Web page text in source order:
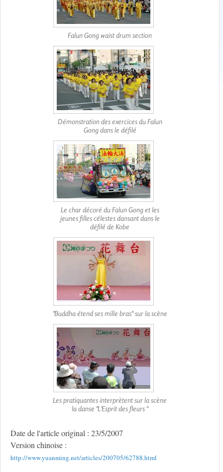
Falun Gong waist drum section
Démonstration des exercices du Falun
Gong dans le défilé
Le char décoré du Falun Gong et les
jeunes filles célestes dansant dans le
défilé de Kobe
"Buddha étend ses mille bras" sur la scène
Les pratiquantes interprètent sur la scène
la danse "L'Esprit des fleurs "
Date de l'article original : 23/5/2007
Version chinoise :
http://www.yuanming.net/articles/200705/62788.html